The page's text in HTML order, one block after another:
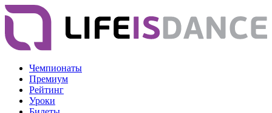
Чемпионаты
Премиум
Рейтинг
Уроки